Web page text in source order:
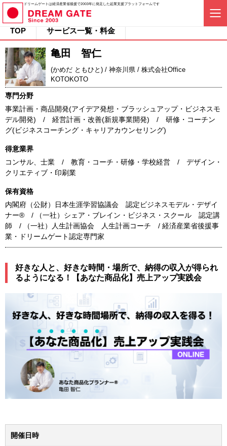
ドリームゲートは経済産業省後援で2003年に発足した起業支援プラットフォームです
TOP サービス一覧・料金
亀田 智仁
(かめだ ともひと) / 神奈川県 / 株式会社Office
KOTOKOTO
専門分野
事業計画・商品開発(アイデア発想・ブラッシュアップ・ビジネスモ
デル開発) / 経営計画・改善(新規事業開発) / 研修・コーチン
グ(ビジネスコーチング・キャリアカウンセリング)
得意業界
コンサル、士業 / 教育・コーチ・研修・学校経営 / デザイン・
クリエティブ・印刷業
保有資格
内閣府（公財）日本生涯学習協議会 認定ビジネスモデル・デザイ
ナー® / （一社）シェア・ブレイン・ビジネス・スクール 認定講
師 / （一社）人生計画協会 人生計画コーチ / 経済産業省後援事
業・ドリームゲート認定専門家
好きな人と、好きな時間・場所で、納得の収入が得られ
るようになる！【あなた商品化】売上アップ実践会
開催日時